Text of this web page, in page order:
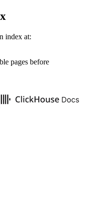
index at:
pages before